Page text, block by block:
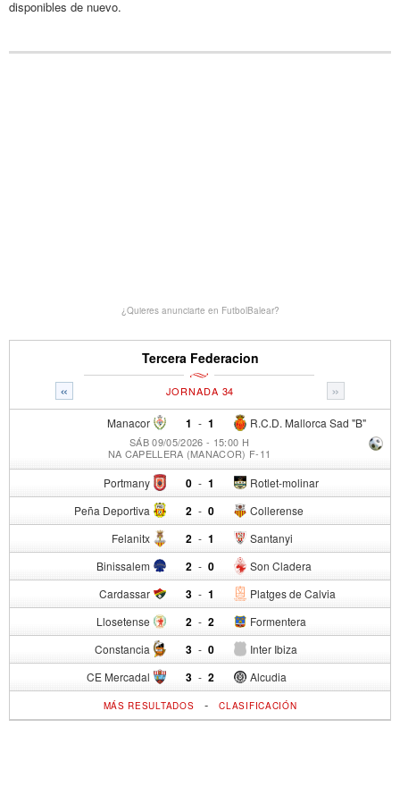
disponibles de nuevo.
¿Quieres anunciarte en FutbolBalear?
Tercera Federacion
« »
JORNADA 34
Manacor 1 - R.C.D. Mallorca Sad "B"
1
SÁB 09/05/2026 - 15:00 H
NA CAPELLERA (MANACOR) F-11
Portmany 0 - Rotlet-molinar
1
Peña Deportiva 2 - Collerense
0
Felanitx 2 - Santanyi
1
Binissalem 2 - Son Cladera
0
Cardassar 3 - Platges de Calvia
1
Llosetense 2 - Formentera
2
Constancia 3 - Inter Ibiza
0
CE Mercadal 3 - Alcudia
2
MÁS RESULTADOS -CLASIFICACIÓN